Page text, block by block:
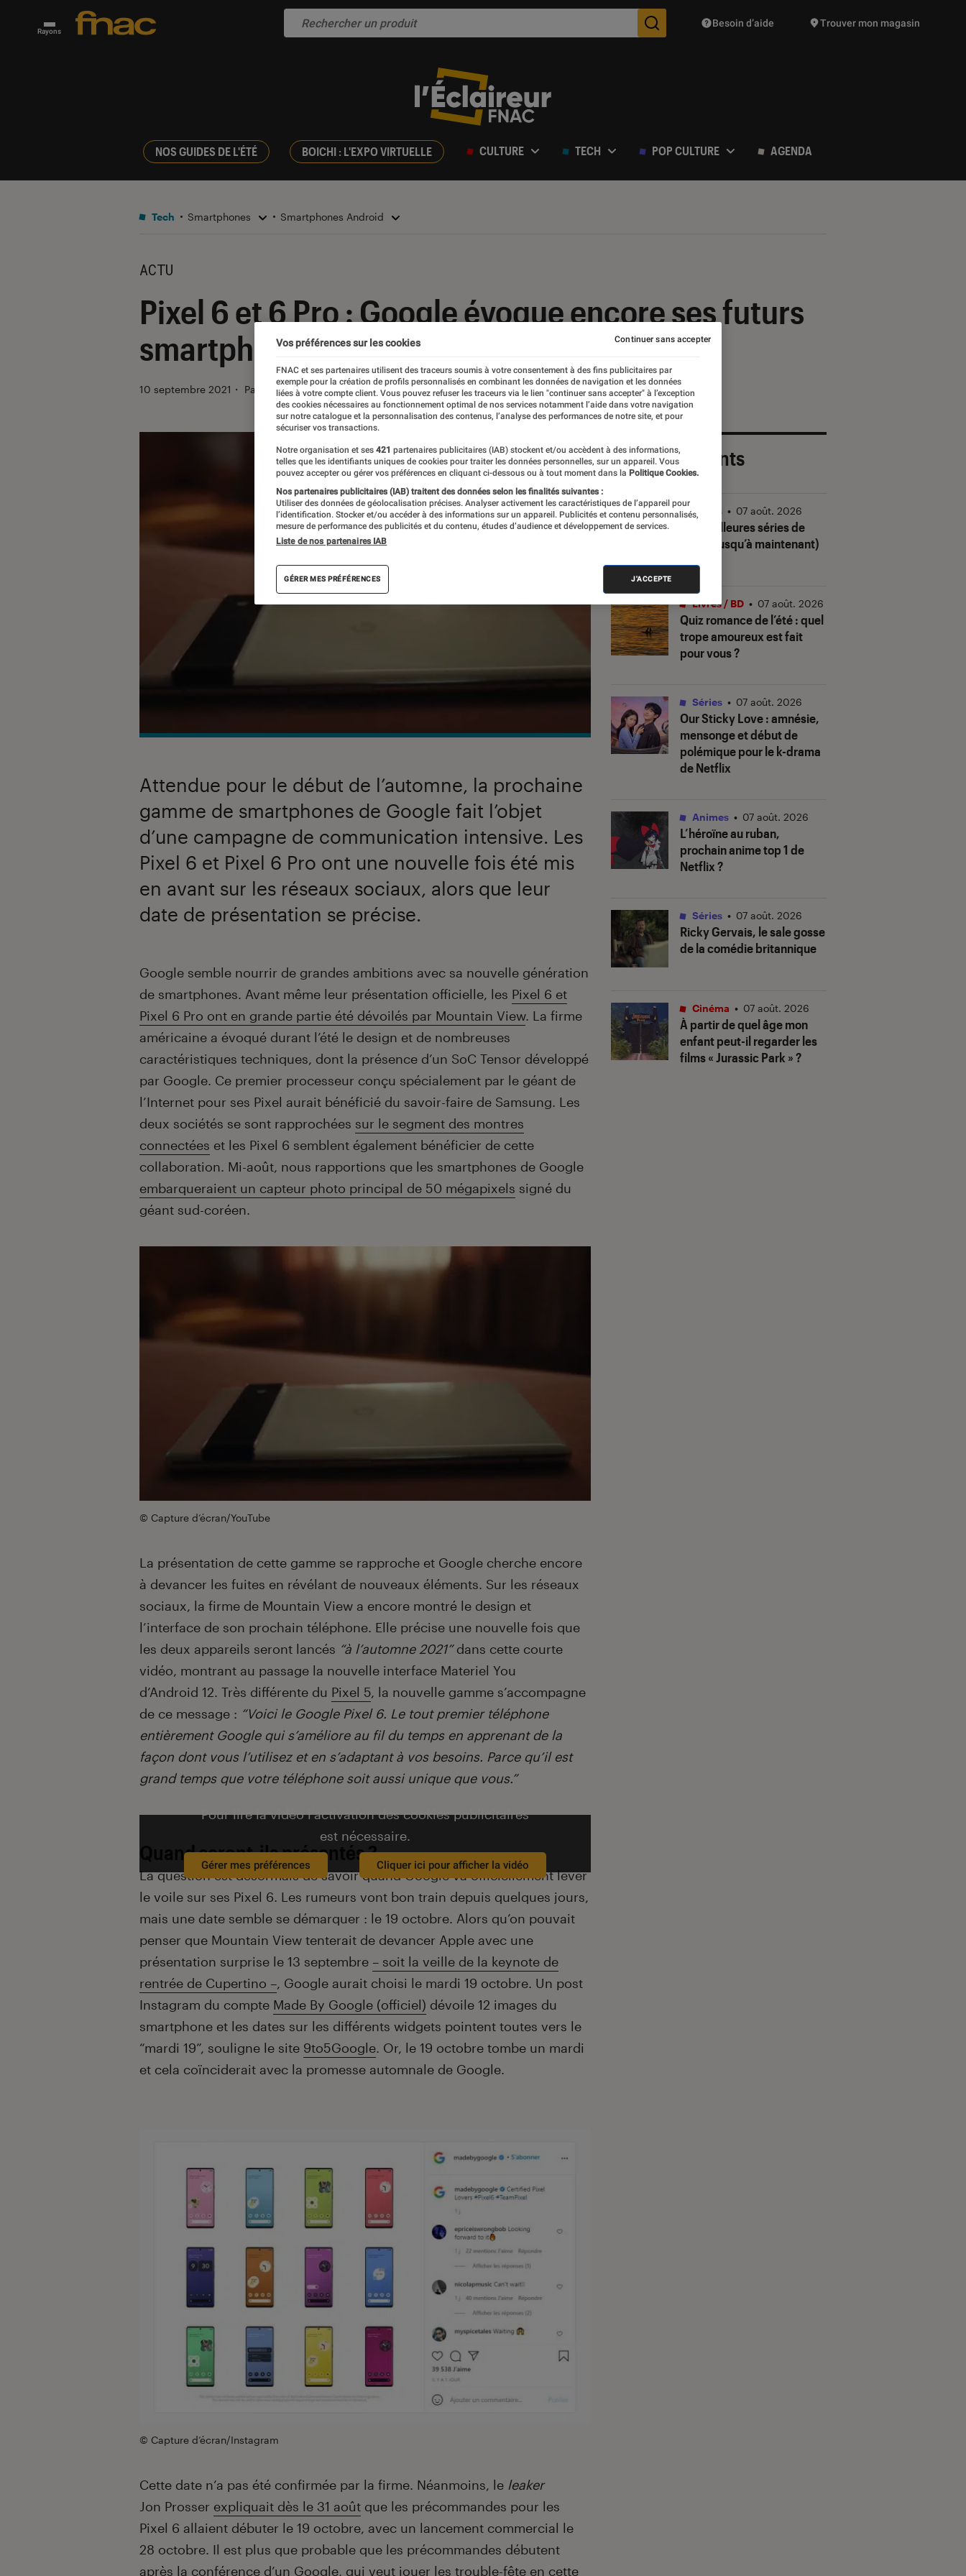
Rayons Des suggestions de produits vont vous être proposées
Besoin d’aide Trouver mon magasin
NOS GUIDES DE L'ÉTÉ BOICHI : L'EXPO VIRTUELLE CULTURE TECH POP CULTURE AGENDA
Tech Smartphones Smartphones Android
ACTU
Pixel 6 et 6 Pro : Google évoque encore ses futurs
smartphones
10 septembre 2021 ・ Par Thomas Estimbre
Attendue pour le début de l’automne, la prochaine
gamme de smartphones de Google fait l’objet
d’une campagne de communication intensive. Les
Pixel 6 et Pixel 6 Pro ont une nouvelle fois été mis
en avant sur les réseaux sociaux, alors que leur
date de présentation se précise.
Introduction
Google semble nourrir de grandes ambitions avec sa nouvelle génération
de smartphones. Avant même leur présentation officielle, les Pixel 6 et
Pixel 6 Pro ont en grande partie été dévoilés par Mountain View. La firme
américaine a évoqué durant l’été le design et de nombreuses
caractéristiques techniques, dont la présence d’un SoC Tensor développé
par Google. Ce premier processeur conçu spécialement par le géant de
l’Internet pour ses Pixel aurait bénéficié du savoir-faire de Samsung. Les
deux sociétés se sont rapprochées sur le segment des montres
connectées et les Pixel 6 semblent également bénéficier de cette
collaboration. Mi-août, nous rapportions que les smartphones de Google
embarqueraient un capteur photo principal de 50 mégapixels signé du
géant sud-coréen.
© Capture d’écran/YouTube
La présentation de cette gamme se rapproche et Google cherche encore
à devancer les fuites en révélant de nouveaux éléments. Sur les réseaux
sociaux, la firme de Mountain View a encore montré le design et
l’interface de son prochain téléphone. Elle précise une nouvelle fois que
les deux appareils seront lancés “à l’automne 2021”dans cette courte
vidéo, montrant au passage la nouvelle interface Materiel You
d’Android 12. Très différente du Pixel 5, la nouvelle gamme s’accompagne
de ce message : “Voici le Google Pixel 6. Le tout premier téléphone
entièrement Google qui s’améliore au fil du temps en apprenant de la
façon dont vous l’utilisez et en s’adaptant à vos besoins. Parce qu’il est
grand temps que votre téléphone soit aussi unique que vous.”
Pour lire la vidéo l’activation des cookies publicitaires
est nécessaire.
Gérer mes préférences Cliquer ici pour afficher la vidéo
Quand seront-ils présentés ?
La question est désormais de savoir quand Google va officiellement lever
le voile sur ses Pixel 6. Les rumeurs vont bon train depuis quelques jours,
mais une date semble se démarquer : le 19 octobre. Alors qu’on pouvait
penser que Mountain View tenterait de devancer Apple avec une
présentation surprise le 13 septembre – soit la veille de la keynote de
rentrée de Cupertino –, Google aurait choisi le mardi 19 octobre. Un post
Instagram du compte Made By Google (officiel) dévoile 12 images du
smartphone et les dates sur les différents widgets pointent toutes vers le
“mardi 19”, souligne le site 9to5Google. Or, le 19 octobre tombe un mardi
et cela coïnciderait avec la promesse automnale de Google.
© Capture d’écran/Instagram
Cette date n’a pas été confirmée par la firme. Néanmoins, le leaker
Jon Prosser expliquait dès le 31 août que les précommandes pour les
Pixel 6 allaient débuter le 19 octobre, avec un lancement commercial le
28 octobre. Il est plus que probable que les précommandes débutent
après la conférence d’un Google, qui veut jouer les trouble-fête en cette
Les plus récents
Les meilleures séries de
2026 (jusqu’à maintenant)
Séries • 07 août. 2026
Quiz romance de l’été : quel
trope amoureux est fait
pour vous ?
Livres / BD • 07 août. 2026
Our Sticky Love: amnésie,
mensonge et début de
polémique pour le k-drama
de Netflix
Séries • 07 août. 2026
L’héroïne au ruban,
prochain anime top 1 de
Netflix ?
Animes • 07 août. 2026
Ricky Gervais, le sale gosse
de la comédie britannique
Séries • 07 août. 2026
À partir de quel âge mon
enfant peut-il regarder les
films « Jurassic Park » ?
Cinéma • 07 août. 2026
Vos préférences sur les cookies
FNAC et ses partenaires utilisent des traceurs soumis à votre consentement à des fins publicitaires par
exemple pour la création de profils personnalisés en combinant les données de navigation et les données
liées à votre compte client. Vous pouvez refuser les traceurs via le lien "continuer sans accepter" à l’exception
des cookies nécessaires au fonctionnement optimal de nos services notamment l’aide dans votre navigation
sur notre catalogue et la personnalisation des contenus, l’analyse des performances de notre site, et pour
sécuriser vos transactions.
Notre organisation et ses 421 partenaires publicitaires (IAB) stockent et/ou accèdent à des informations,
telles que les identifiants uniques de cookies pour traiter les données personnelles, sur un appareil. Vous
pouvez accepter ou gérer vos préférences en cliquant ci-dessous ou à tout moment dans la Politique Cookies.
Nos partenaires publicitaires (IAB) traitent des données selon les finalités suivantes :
Utiliser des données de géolocalisation précises. Analyser activement les caractéristiques de l’appareil pour
l’identification. Stocker et/ou accéder à des informations sur un appareil. Publicités et contenu personnalisés,
mesure de performance des publicités et du contenu, études d’audience et développement de services.
Liste de nos partenaires IAB
GÉRER MES PRÉFÉRENCES J'ACCEPTE
Continuer sans accepter